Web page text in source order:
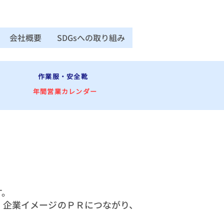
会社概要 SDGsへの取り組み
作業服・安全靴
年間営業カレンダー
業イメージのＰＲにつながり、